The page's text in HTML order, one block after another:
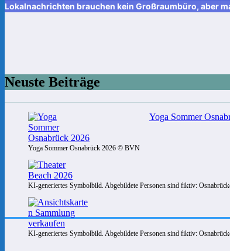
Lokalnachrichten brauchen kein Großraumbüro, aber
Neuste Beiträge
Yoga Sommer Osnabrück 2026 © BVN
Yoga Sommer
KI-generiertes Symbolbild. Abgebildete Personen sind fiktiv:
KI-generiertes Symbolbild. Abgebildete Personen sind fiktiv: